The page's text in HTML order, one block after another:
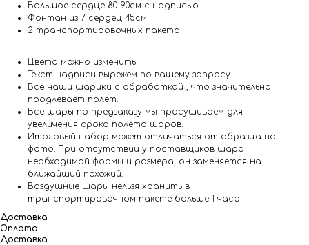
Большое сердце 80-90см с надписью
Фонтан из 7 сердец 45см
2 транспортировочных пакета
Цвета можно изменить
Текст надписи вырежем по вашему запросу
Все наши шарики с обработкой , что значительно
продлевает полет.
Все шары по предзаказу мы просушиваем для
увеличения срока полета шаров.
Итоговый набор может отличаться от образца на
фото. При отсутствии у поставщиков шара
необходимой формы и размера, он заменяется на
ближайший похожий.
Воздушные шары нельзя хранить в
транспортировочном пакете больше 1 часа
Доставка
Оплата
Доставка